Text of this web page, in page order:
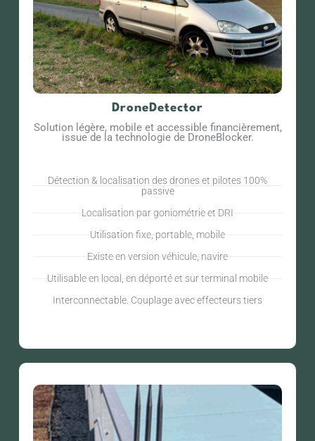
DroneDetector
Solution légère, mobile et accessible financièrement,
issue de la technologie de DroneBlocker.
Détection & localisation des drones et pilotes 100%
passive
Localisation par goniométrie et DRI
Utilisation fixe, portable, mobile
Existe en version véhicule, navire
Utilisable en local, en déporté et sur terminal mobile
Interconnectable. Couplage avec effecteurs tiers